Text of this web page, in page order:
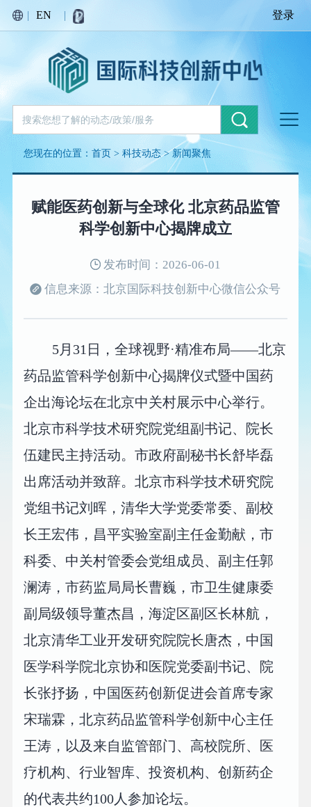
| EN | 登录
您现在的位置：首页 >科技动态>新闻聚焦
赋能医药创新与全球化 北京药品监管
科学创新中心揭牌成立
发布时间：2026-06-01
信息来源：北京国际科技创新中心微信公众号
5月31日，全球视野·精准布局——北京
药品监管科学创新中心揭牌仪式暨中国药
企出海论坛在北京中关村展示中心举行。
北京市科学技术研究院党组副书记、院长
伍建民主持活动。市政府副秘书长舒毕磊
出席活动并致辞。北京市科学技术研究院
党组书记刘晖，清华大学党委常委、副校
长王宏伟，昌平实验室副主任金勤献，市
科委、中关村管委会党组成员、副主任郭
澜涛，市药监局局长曹巍，市卫生健康委
副局级领导董杰昌，海淀区副区长林航，
北京清华工业开发研究院院长唐杰，中国
医学科学院北京协和医院党委副书记、院
长张抒扬，中国医药创新促进会首席专家
宋瑞霖，北京药品监管科学创新中心主任
王涛，以及来自监管部门、高校院所、医
疗机构、行业智库、投资机构、创新药企
的代表共约100人参加论坛。